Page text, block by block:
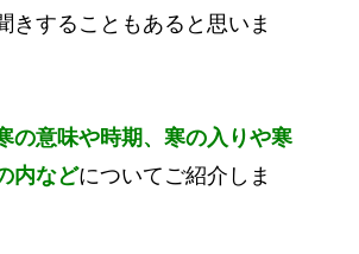
きすることもあると思いま
の意味や時期、寒の入りや寒
内などについてご紹介しま